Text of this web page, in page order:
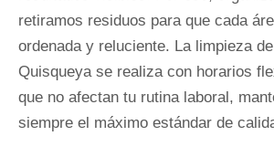
retiramos residuos para que cada
ordenada y reluciente. La limpieza
Quisqueya se realiza con horarios
que no afectan tu rutina laboral,
siempre el máximo estándar de